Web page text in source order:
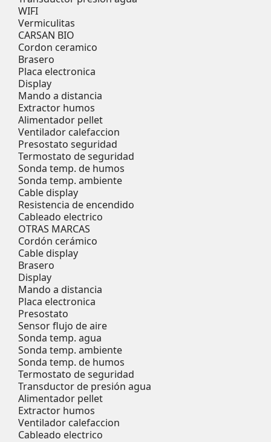
WIFI
Vermiculitas
CARSAN BIO
Cordon ceramico
Brasero
Placa electronica
Display
Mando a distancia
Extractor humos
Alimentador pellet
Ventilador calefaccion
Presostato seguridad
Termostato de seguridad
Sonda temp. de humos
Sonda temp. ambiente
Cable display
Resistencia de encendido
Cableado electrico
OTRAS MARCAS
Cordón cerámico
Cable display
Brasero
Display
Mando a distancia
Placa electronica
Presostato
Sensor flujo de aire
Sonda temp. agua
Sonda temp. ambiente
Sonda temp. de humos
Termostato de seguridad
Transductor de presión agua
Alimentador pellet
Extractor humos
Ventilador calefaccion
Cableado electrico